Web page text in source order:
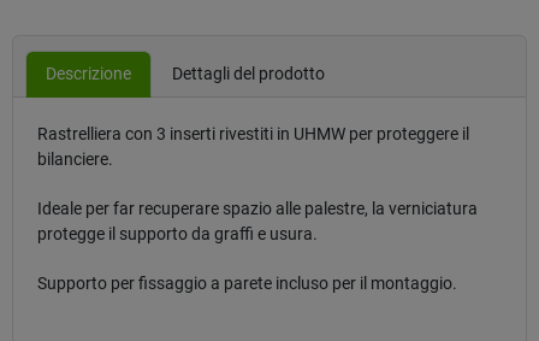
Descrizione Dettagli del prodotto
Rastrelliera con 3 inserti rivestiti in UHMW per proteggere il
bilanciere.
Ideale per far recuperare spazio alle palestre, la verniciatura
protegge il supporto da graffi e usura.
Supporto per fissaggio a parete incluso per il montaggio.